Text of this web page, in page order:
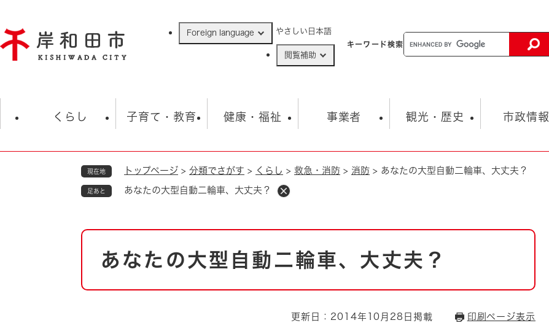
ジ
の
Foreign language やさしい日本語
閲覧補助
キーワード検索
くらし
住民票・戸籍
ごみ・衛生・動物 救急・消防
防災・防犯 上水道・下水道
自然・環境・公園
子育て・教育
学校 子育て
健康・福祉
福祉・健康・生活 生涯学習・スポーツ
事業者
入札・契約情報 まちづくり・協働
環境 福祉・介護
観光・歴史
観光 観光スポット
市政情報
市の概要 総合計画
市政 職員採用情報
市役所・施設の案内
オープンデータ
現在地 トップページ > 分類でさがす > くらし > 救急・消防 > 消防 > あなたの大型自動二輪車、大丈夫？
足あと あなたの大型自動二輪車、大丈夫？
本
あなたの大型自動二輪車、大丈夫？
更新日：2014年10月28日掲載 印刷ページ表示